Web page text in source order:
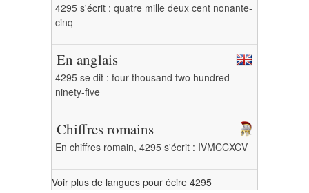
4295 s'écrit : quatre mille deux cent nonante-
cinq
En anglais
4295 se dit : four thousand two hundred
ninety-five
Chiffres romains
En chiffres romain, 4295 s'écrit : IVMCCXCV
Voir plus de langues pour écire 4295